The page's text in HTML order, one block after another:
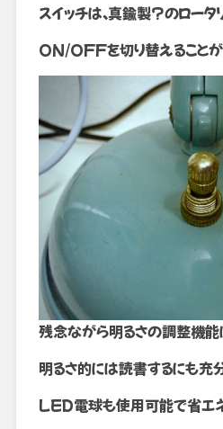
スイッチは、真鍮製?のロータ
ON/OFFを切り替えることが
残念ながら明るさの調整機能
明るさ的には読書するにも充
LED電球も使用可能で省エ